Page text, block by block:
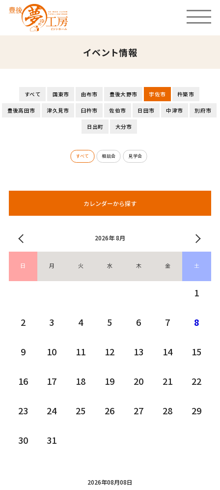
イベント情報
すべて 国東市 由布市 豊後大野市 宇佐市 杵築市
豊後高田市 津久見市 臼杵市 佐伯市 日田市 中津市 別府市
日出町 大分市
すべて 相談会 見学会
カレンダーから探す
2026年 8月
日 月 火 水 木 金 土
1
2 3 4 5 6 7 8
9 10 11 12 13 14 15
16 17 18 19 20 21 22
23 24 25 26 27 28 29
30 31
2026年08月08日